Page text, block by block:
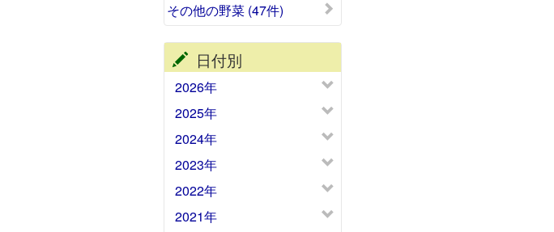
その他の野菜 (47件)
日付別
2026年
2025年
2024年
2023年
2022年
2021年